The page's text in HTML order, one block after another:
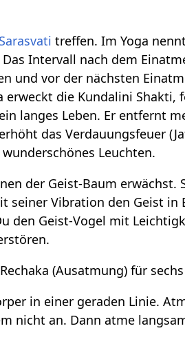
Sarasvati treffen. Im Yoga
Intervall nach dem
und vor der nächsten
die Kundalini Shakti,
langes Leben. Er entfernt
das Verdauungsfeuer
Leuchten.
der Geist-Baum erwächst.
seiner Vibration den Geist in
den Geist-Vogel mit
(Ausatmung) für
in einer geraden Linie.
nicht an. Dann atme